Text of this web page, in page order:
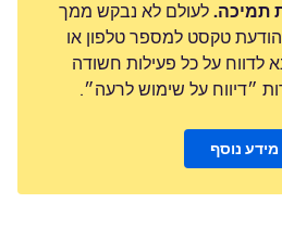
תמיכה. לעולם לא נבקש ממך
טקסט למספר טלפון או
לדווח על כל פעילות חשודה
״דיווח על שימוש לרעה״.
מידע נוסף